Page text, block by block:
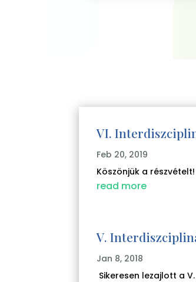
VI.
Feb 20, 2019
Köszönjük a
read more
V.
Jan 8, 2018
Sikeresen lezajlott a